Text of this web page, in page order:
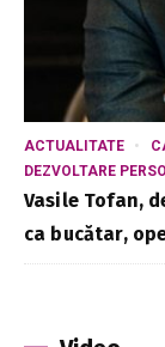
ACTUALITATE
DEZVOLTARE
Vasile Tofan,
ca bucătar,